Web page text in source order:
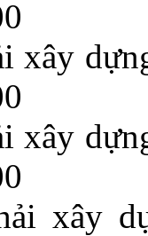
xây
xây